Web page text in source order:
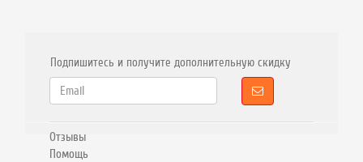
Подпишитесь и получите дополнительную скидку
Отзывы
Помощь